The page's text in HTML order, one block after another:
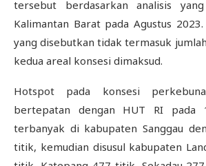
tersebut berdasarkan analisis
Kalimantan Barat pada Agustus
yang disebutkan tidak termasuk
kedua areal konsesi dimaksud.
Hotspot pada konsesi
bertepatan dengan HUT RI pada
terbanyak di kabupaten Sanggau
titik, kemudian disusul kabupaten